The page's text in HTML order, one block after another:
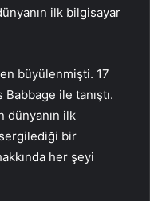
ilk bilgisayar
büyülenmişti. 17
ile tanıştı.
dünyanın ilk
bir
her şeyi